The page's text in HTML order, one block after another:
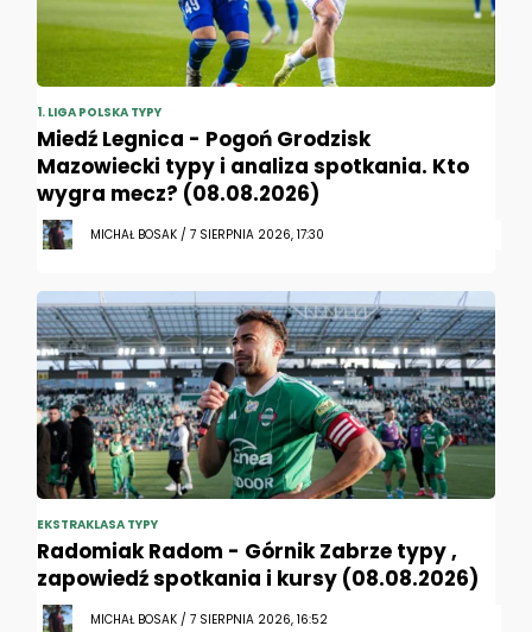
1. LIGA POLSKA TYPY
Miedź Legnica - Pogoń Grodzisk
Mazowiecki typy i analiza spotkania. Kto
wygra mecz? (08.08.2026)
MICHAŁ BOSAK / 7 SIERPNIA 2026, 17:30
EKSTRAKLASA TYPY
Radomiak Radom - Górnik Zabrze typy ,
zapowiedź spotkania i kursy (08.08.2026)
MICHAŁ BOSAK / 7 SIERPNIA 2026, 16:52